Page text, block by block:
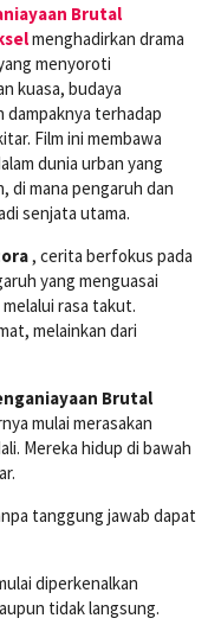
Brutal
menghadirkan drama
menyoroti
kuasa, budaya
dampaknya terhadap
Film ini membawa
dunia urban yang
di mana pengaruh dan
senjata utama.
, cerita berfokus pada
yang menguasai
rasa takut.
melainkan dari
Brutal
mulai merasakan
Mereka hidup di bawah
tanggung jawab dapat
diperkenalkan
tidak langsung.